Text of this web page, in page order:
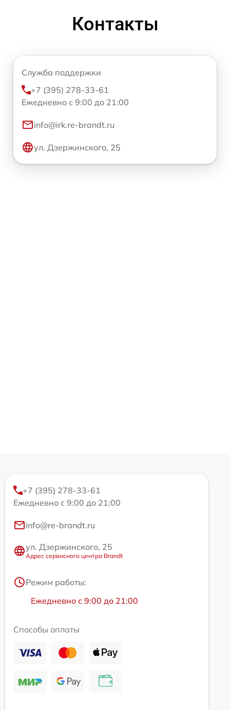
Контакты
Служба поддержки
+7 (395) 278-33-61
Ежедневно с 9:00 до 21:00
info@irk.re-brandt.ru
ул. Дзержинского, 25
+7 (395) 278-33-61
Ежедневно с 9:00 до 21:00
info@re-brandt.ru
ул. Дзержинского, 25
Адрес сервисного центра Brandt
Режим работы:
Ежедневно с 9:00 до 21:00
Способы оплаты